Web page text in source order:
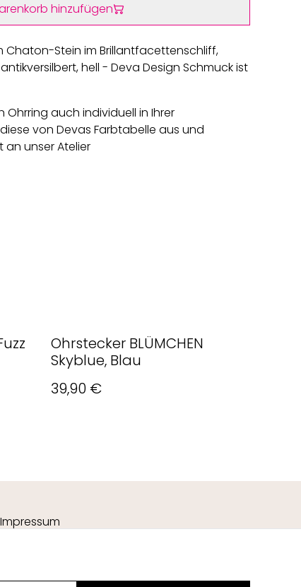
hinzufügen
Chaton-Stein im Brillantfacettenschliff,
hell - Deva Design Schmuck ist
Ohrring auch individuell in Ihrer
von Devas Farbtabelle aus und
an unser Atelier
Ohrstecker BLÜMCHEN
Skyblue, Blau
39,90 €
Impressum